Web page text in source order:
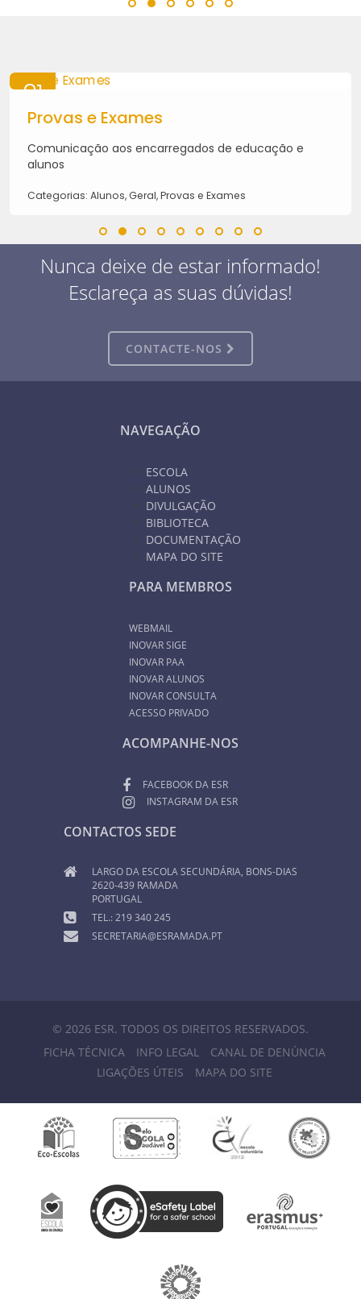
21
MAI
2026
Provas e Exames
Comunicação aos encarregados de educação e
alunos
Categorias: Alunos, Geral, Provas e Exames
Nunca deixe de estar informado!
Esclareça as suas dúvidas!
CONTACTE-NOS
NAVEGAÇÃO
ESCOLA
ALUNOS
DIVULGAÇÃO
BIBLIOTECA
DOCUMENTAÇÃO
MAPA DO SITE
PARA MEMBROS
WEBMAIL
INOVAR SIGE
INOVAR PAA
INOVAR ALUNOS
INOVAR CONSULTA
ACESSO PRIVADO
ACOMPANHE-NOS
FACEBOOK DA ESR
INSTAGRAM DA ESR
CONTACTOS SEDE
LARGO DA ESCOLA SECUNDÁRIA, BONS-DIAS
2620-439 RAMADA
PORTUGAL
TEL.: 219 340 245
SECRETARIA@ESRAMADA.PT
© 2026 ESR. TODOS OS DIREITOS RESERVADOS.
FICHA TÉCNICA
INFO LEGAL
CANAL DE DENÚNCIA
LIGAÇÕES ÚTEIS
MAPA DO SITE